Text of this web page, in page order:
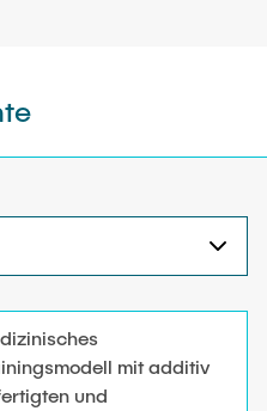
Datum
mit additiv
und